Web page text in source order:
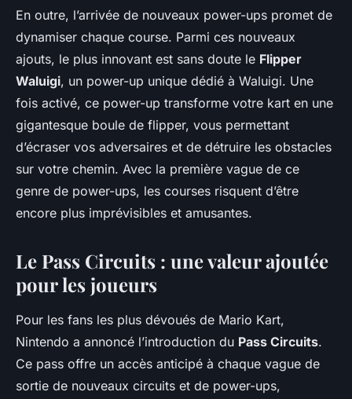
En outre, l’arrivée de nouveaux power-ups promet de
dynamiser chaque course. Parmi ces nouveaux
ajouts, le plus innovant est sans doute le Flipper
Waluigi, un power-up unique dédié à Waluigi. Une
fois activé, ce power-up transforme votre kart en une
gigantesque boule de flipper, vous permettant
d’écraser vos adversaires et de détruire les obstacles
sur votre chemin. Avec la première vague de ce
genre de power-ups, les courses risquent d’être
encore plus imprévisibles et amusantes.
Le Pass Circuits : une valeur ajoutée
pour les joueurs
Pour les fans les plus dévoués de Mario Kart,
Nintendo a annoncé l’introduction du Pass Circuits.
Ce pass offre un accès anticipé à chaque vague de
sortie de nouveaux circuits et de power-ups,